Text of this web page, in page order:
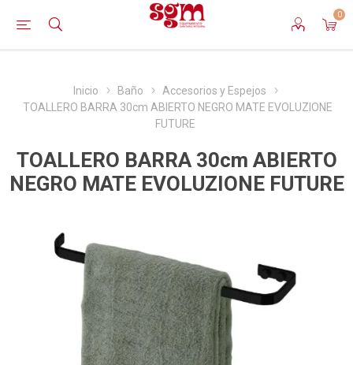
0
Inicio Baño
Accesorios y Espejos
TOALLERO BARRA 30cm ABIERTO NEGRO MATE EVOLUZIONE
FUTURE
TOALLERO BARRA 30cm ABIERTO
NEGRO MATE EVOLUZIONE FUTURE